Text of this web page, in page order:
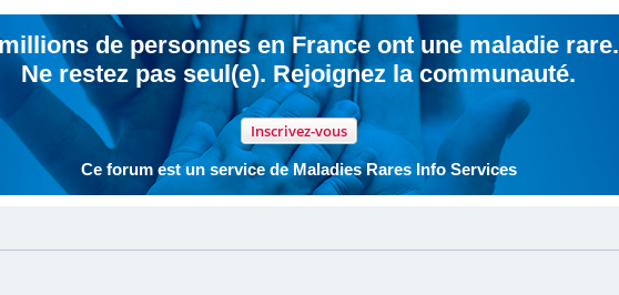
de personnes en France ont une maladie rare.
Ne restez pas seul(e). Rejoignez la communauté.
Inscrivez-vous
Ce forum est un service de Maladies Rares Info Services